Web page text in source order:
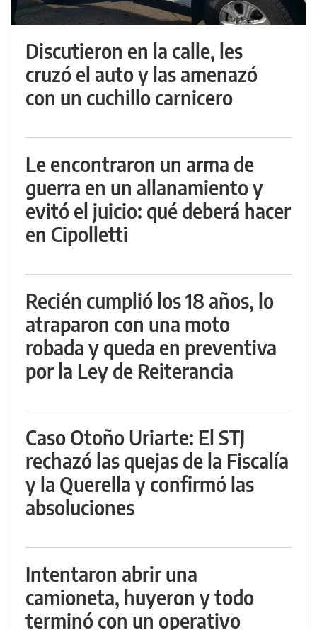
Discutieron en la calle, les
cruzó el auto y las amenazó
con un cuchillo carnicero
Le encontraron un arma de
guerra en un allanamiento y
evitó el juicio: qué deberá hacer
en Cipolletti
Recién cumplió los 18 años, lo
atraparon con una moto
robada y queda en preventiva
por la Ley de Reiterancia
Caso Otoño Uriarte: El STJ
rechazó las quejas de la Fiscalía
y la Querella y confirmó las
absoluciones
Intentaron abrir una
camioneta, huyeron y todo
terminó con un operativo